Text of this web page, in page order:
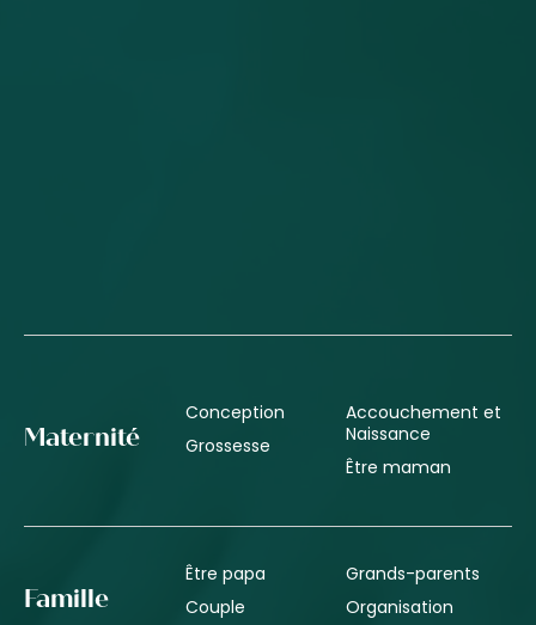
Maternité
Conception
Grossesse
Accouchement et
Naissance
Être maman
Famille
Être papa
Couple
Grands-parents
Organisation